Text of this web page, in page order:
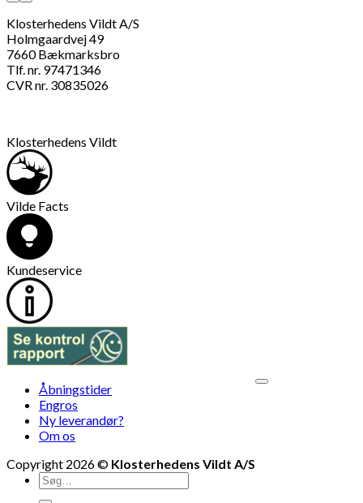
Klosterhedens Vildt A/S
Holmgaardvej 49
7660 Bækmarksbro
Tlf. nr. 97471346
CVR nr. 30835026
Klosterhedens Vildt
Vilde Facts
Kundeservice
Åbningstider
Engros
Ny leverandør?
Om os
Copyright 2026 © Klosterhedens Vildt A/S
Søg
efter: